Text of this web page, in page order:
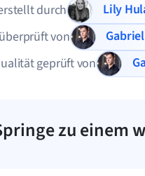
durch
Lily
überprüft von
geprüft von
zu einem